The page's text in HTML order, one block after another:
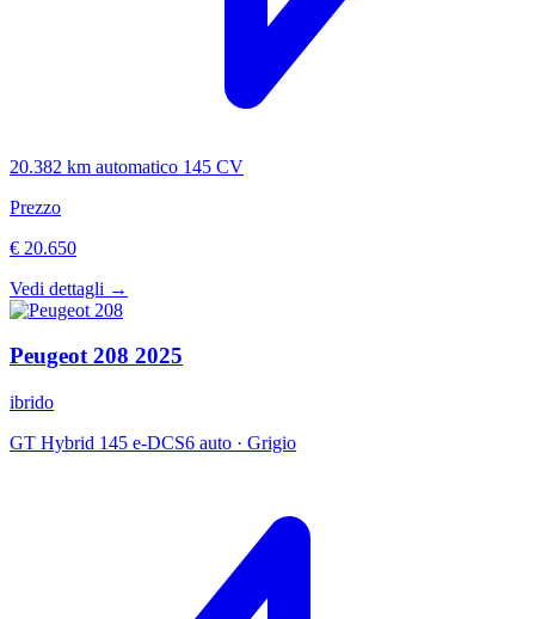
20.382 km automatico 145 CV
Prezzo
€ 20.650
Vedi dettagli →
Peugeot208 2025
ibrido
GT Hybrid 145 e-DCS6 auto · Grigio